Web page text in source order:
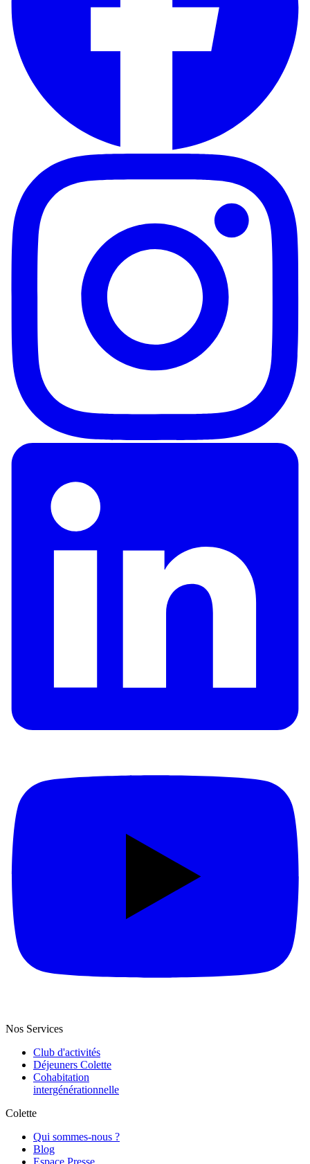
Nos Services
Club d'activités
Déjeuners Colette
Cohabitation
intergénération­nelle
Colette
Qui sommes-nous ?
Blog
Espace Presse